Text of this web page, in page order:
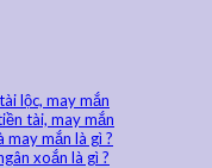
lộc, may mắn
tài, may mắn
mắn là gì ?
xoắn là gì ?